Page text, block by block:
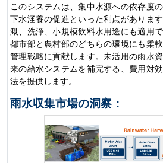
このシステムは、集中水源への依存度
下水涵養の促進といった利点がありま
漑、洗浄、小規模飲料水用途にも適用
都市部と農村部のどちらの環境にも柔
管理戦略に貢献します。未活用の雨水
来の給水システムを補完する、費用対
法を提供します。
雨水収集市場の洞察：